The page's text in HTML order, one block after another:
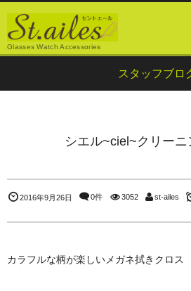
Glasses Watch Accessories
スタッフブロ
シエル~ciel~クリーニ
2016年9月26日 0件 3052 st-ailes
カラフルな柄が楽しいメガネ拭きクロス